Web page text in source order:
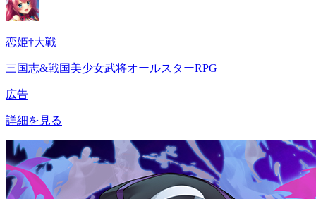
恋姫†大戦
三国志&戦国美少女武将オールスターRPG
広告
詳細を見る